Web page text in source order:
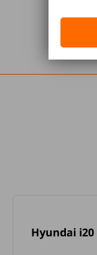
Hyundai i20